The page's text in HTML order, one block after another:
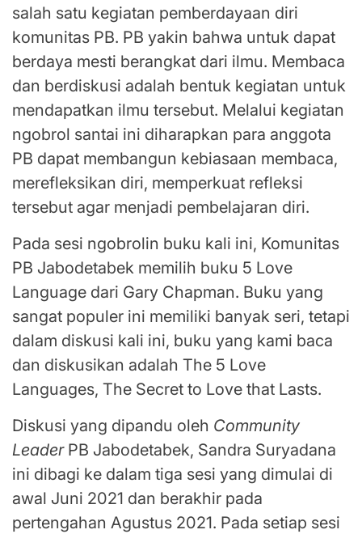
salah satu kegiatan pemberdayaan diri
komunitas PB. PB yakin bahwa untuk dapat
berdaya mesti berangkat dari ilmu. Membaca
dan berdiskusi adalah bentuk kegiatan untuk
mendapatkan ilmu tersebut. Melalui kegiatan
ngobrol santai ini diharapkan para anggota
PB dapat membangun kebiasaan membaca,
merefleksikan diri, memperkuat refleksi
tersebut agar menjadi pembelajaran diri.
Pada sesi ngobrolin buku kali ini, Komunitas
PB Jabodetabek memilih buku 5 Love
Language dari Gary Chapman. Buku yang
sangat populer ini memiliki banyak seri, tetapi
dalam diskusi kali ini, buku yang kami baca
dan diskusikan adalah The 5 Love
Languages, The Secret to Love that Lasts.
Diskusi yang dipandu oleh Community
Leader PB Jabodetabek, Sandra Suryadana
ini dibagi ke dalam tiga sesi yang dimulai di
awal Juni 2021 dan berakhir pada
pertengahan Agustus 2021. Pada setiap sesi